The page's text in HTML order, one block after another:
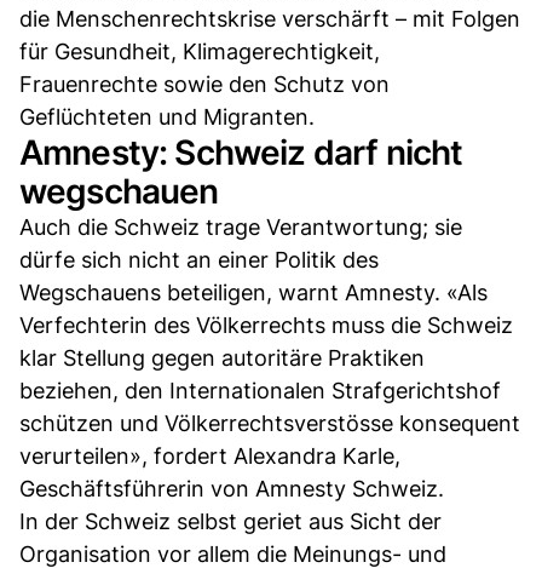
die Menschenrechtskrise verschärft – mit Folgen
für Gesundheit, Klimagerechtigkeit,
Frauenrechte sowie den Schutz von
Geflüchteten und Migranten.
Amnesty: Schweiz darf nicht
wegschauen
Auch die Schweiz trage Verantwortung; sie
dürfe sich nicht an einer Politik des
Wegschauens beteiligen, warnt Amnesty. «Als
Verfechterin des Völkerrechts muss die Schweiz
klar Stellung gegen autoritäre Praktiken
beziehen, den Internationalen Strafgerichtshof
schützen und Völkerrechtsverstösse konsequent
verurteilen», fordert Alexandra Karle,
Geschäftsführerin von Amnesty Schweiz.
In der Schweiz selbst geriet aus Sicht der
Organisation vor allem die Meinungs- und